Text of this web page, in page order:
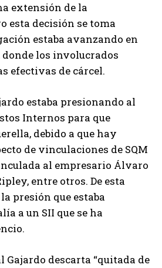
extensión de la
esta decisión se toma
estaba avanzando en
los involucrados
efectivas de cárcel.
estaba presionando al
Internos para que
debido a que hay
de vinculaciones de SQM
al empresario Álvaro
entre otros. De esta
presión que estaba
a un SII que se ha
Gajardo descarta “quitada de